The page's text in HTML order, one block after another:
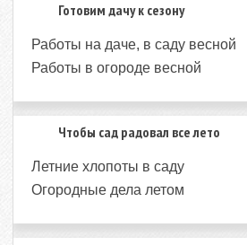
Готовим дачу к сезону
Работы на даче, в саду весной
Работы в огороде весной
Чтобы сад радовал все лето
Летние хлопоты в саду
Огородные дела летом